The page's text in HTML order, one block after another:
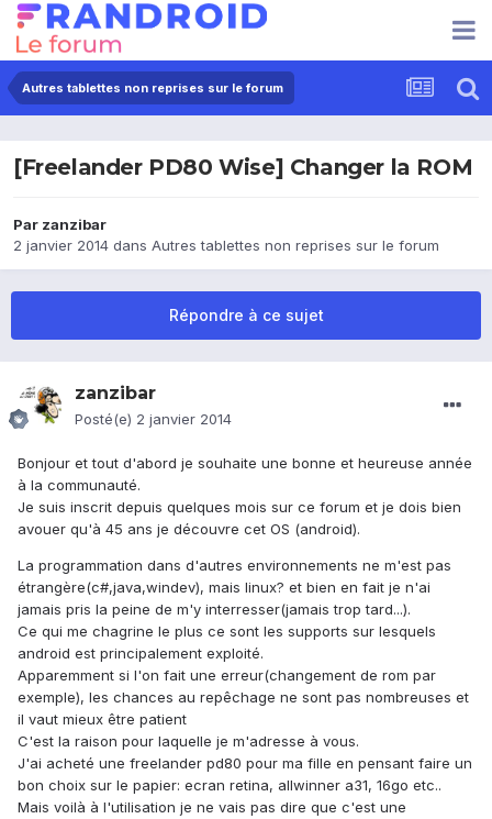
Autres tablettes non reprises sur le forum
[Freelander PD80 Wise] Changer la ROM
Par zanzibar
2 janvier 2014 dans Autres tablettes non reprises sur le forum
Répondre à ce sujet
zanzibar
Posté(e) 2 janvier 2014
Bonjour et tout d'abord je souhaite une bonne et heureuse année
à la communauté.
Je suis inscrit depuis quelques mois sur ce forum et je dois bien
avouer qu'à 45 ans je découvre cet OS (android).
La programmation dans d'autres environnements ne m'est pas
étrangère(c#,java,windev), mais linux? et bien en fait je n'ai
jamais pris la peine de m'y interresser(jamais trop tard...).
Ce qui me chagrine le plus ce sont les supports sur lesquels
android est principalement exploité.
Apparemment si l'on fait une erreur(changement de rom par
exemple), les chances au repêchage ne sont pas nombreuses et
il vaut mieux être patient
C'est la raison pour laquelle je m'adresse à vous.
J'ai acheté une freelander pd80 pour ma fille en pensant faire un
bon choix sur le papier: ecran retina, allwinner a31, 16go etc..
Mais voilà à l'utilisation je ne vais pas dire que c'est une